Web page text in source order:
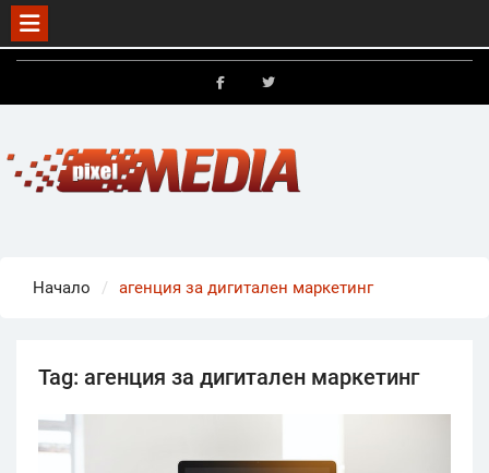
Skip
Начало агенция за дигитален маркетинг
Tag: агенция за дигитален маркетинг